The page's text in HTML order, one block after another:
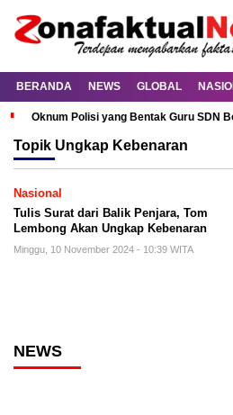
BERANDA NEWS GLOBAL
Oknum Polisi yang Bentak Guru SDN
Topik Ungkap Kebenaran
Nasional
Tulis Surat dari Balik Penjara, Tom
Lembong Akan Ungkap Kebenaran
Minggu, 10 November 2024 - 10:39 WITA
NEWS